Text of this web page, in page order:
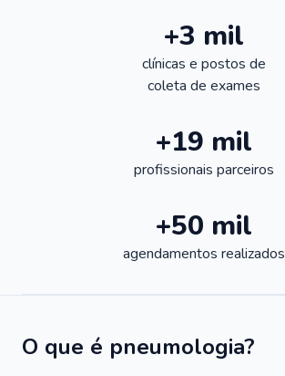
+3 mil
clínicas e postos de
coleta de exames
+19 mil
profissionais parceiros
+50 mil
agendamentos realizados
O que é pneumologia?